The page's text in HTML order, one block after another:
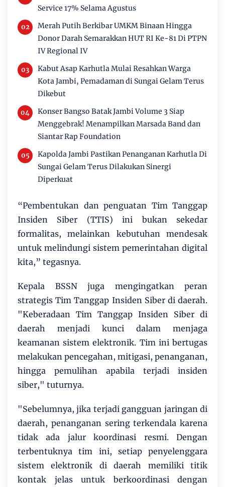
Service 17% Selama Agustus
Merah Putih Berkibar UMKM Binaan Hingga
Donor Darah Semarakkan HUT RI Ke-81 Di PTPN
IV Regional IV
Kabut Asap Karhutla Mulai Resahkan Warga
Kota Jambi, Pemadaman di Sungai Gelam Terus
Dikebut
Konser Bangso Batak Jambi Volume 3 Siap
Menggebrak! Menampilkan Marsada Band dan
Siantar Rap Foundation
Kapolda Jambi Pastikan Penanganan Karhutla Di
Sungai Gelam Terus Dilakukan Sinergi
Diperkuat
“Pembentukan dan penguatan Tim Tanggap
Insiden Siber (TTIS) ini bukan sekedar
formalitas, melainkan kebutuhan mendesak
untuk melindungi sistem pemerintahan digital
kita,” tegasnya.
Kepala BSSN juga mengingatkan peran
strategis Tim Tanggap Insiden Siber di daerah.
"Keberadaan Tim Tanggap Insiden Siber di
daerah menjadi kunci dalam menjaga
keamanan sistem elektronik. Tim ini bertugas
melakukan pencegahan, mitigasi, penanganan,
hingga pemulihan apabila terjadi insiden
siber," tuturnya.
"Sebelumnya, jika terjadi gangguan jaringan di
daerah, penanganan sering terkendala karena
tidak ada jalur koordinasi resmi. Dengan
terbentuknya tim ini, setiap penyelenggara
sistem elektronik di daerah memiliki titik
kontak jelas untuk berkoordinasi dengan